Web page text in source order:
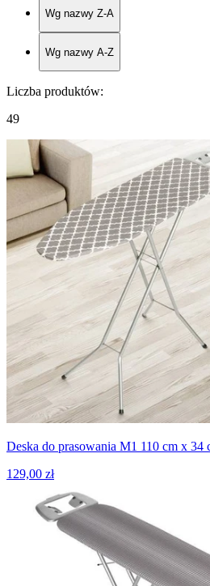
Wg nazwy Z-A
Wg nazwy A-Z
Liczba produktów:
49
Deska do prasowania M1 110 cm x
129,00 zł